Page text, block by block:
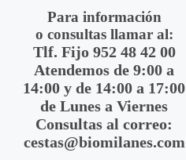
Para información
o consultas llamar al:
Tlf. Fijo 952 48 42 00
Atendemos de 9:00 a
14:00 y de 14:00 a 17:00
de Lunes a Viernes
Consultas al correo:
cestas@biomilanes.com